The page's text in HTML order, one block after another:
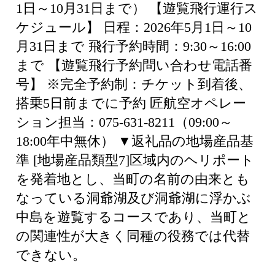
1日～10月31日まで） 【遊覧飛行運行ス
ケジュール】 日程：2026年5月1日～10
月31日まで 飛行予約時間：9:30～16:00
まで 【遊覧飛行予約問い合わせ電話番
号】 ※完全予約制：チケット到着後、
搭乗5日前までに予約 匠航空オペレー
ション担当：075-631-8211（09:00～
18:00年中無休） ▼返礼品の地場産品基
準 [地場産品類型7]区域内のヘリポート
を発着地とし、当町の名前の由来とも
なっている洞爺湖及び洞爺湖に浮かぶ
中島を遊覧するコースであり、当町と
の関連性が大きく同種の役務では代替
できない。